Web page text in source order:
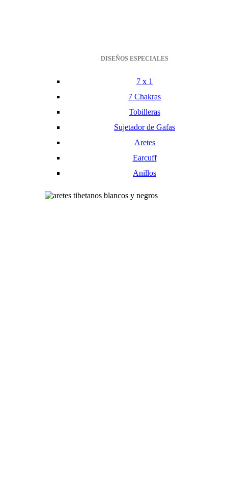
DISEÑOS ESPECIALES
7 x 1
7 Chakras
Tobilleras
Sujetador de Gafas
Aretes
Earcuff
Anillos